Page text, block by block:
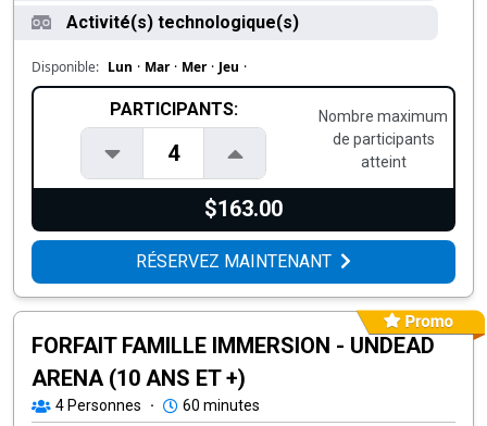
Activité(s) technologique(s)
Disponible: Lun · Mar · Mer · Jeu ·
PARTICIPANTS:
4
Nombre maximum
de participants
atteint
$163.00
RÉSERVEZ MAINTENANT
FORFAIT FAMILLE IMMERSION - UNDEAD
ARENA (10 ANS ET +)
4 Personnes · 60 minutes